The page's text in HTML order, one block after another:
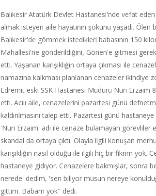
Balıkesir Atatürk Devlet Hastanesi'nde vefat
almak isteyen aile hayatının şokunu yaşadı.
Balıkesir'de gömmek istedikleri babasının 150
Mahallesi'ne gönderildiğini, Gönen'e gitmesi
etti. Yaşanan karışıklığın ortaya çıkması ile
namazına kalkması planlanan cenazeler ikindiye
Edremit eski SSK Hastanesi Müdürü Nuri Erzaim
etti. Acılı aile, cenazelerini pazartesi günü
kaldırılmasını talep etti. Pazartesi günü
'Nuri Erzaim' adı ile cenaze bulamayan
skandal da ortaya çıktı. Olayla ilgili konuşan
karışıklığın nasıl olduğu ile ilgili hiç bir fikrim
hastaneye gidiyor. Cenazelere bakmışlar, sonra
nerede' dedim, 'sen biliyor musun nereye
gittim. Babam yok" dedi.